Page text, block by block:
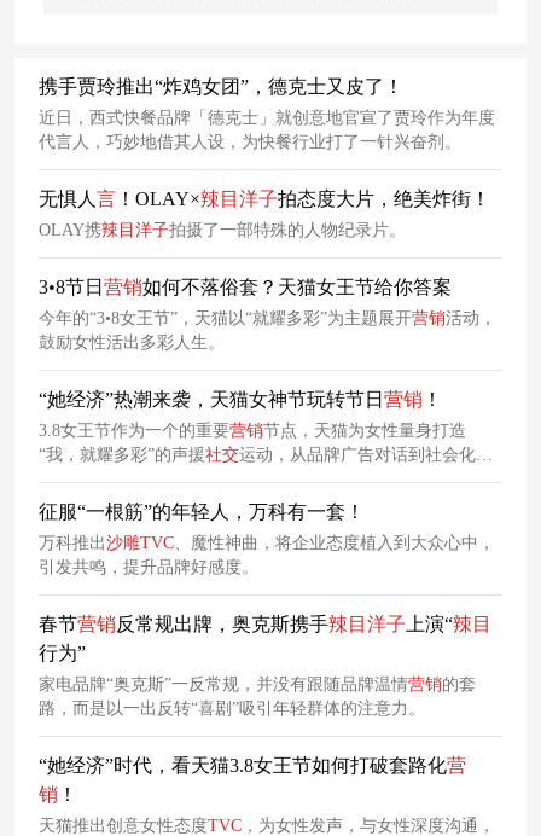
携手贾玲推出“炸鸡女团”，德克士又皮了！
近日，西式快餐品牌「德克士」就创意地官宣了贾玲作为年度
代言人，巧妙地借其人设，为快餐行业打了一针兴奋剂。
无惧人 言 ！OLAY×辣 目 洋子拍态度大片，绝美炸街！
OLAY携辣 目 洋子拍摄了一部特殊的人物纪录片。
3•8节日 营销如何不落俗套？天猫女王节给你答案
今年的“3•8女王节”，天猫以“就耀多彩”为主题展开营销活动，
鼓励女性活出多彩人生。
“她经济”热潮来袭，天猫女神节玩转节日 营销 ！
3.8女王节作为一个的重要营销节点，天猫为女性量身打造
“我，就耀多彩”的声援社交运动，从品牌广告对话到社会化声
援，鼓励所有女性活出自我，多面人生才精彩。
征服“一根筋”的年轻人，万科有一套！
万科推出沙雕TVC 、魔性神曲，将企业态度植入到大众心中，
引发共鸣，提升品牌好感度。
春节营销反常规出牌，奥克斯携手辣 目 洋子 上演“辣 目
行为”
家电品牌“奥克斯”一反常规，并没有跟随品牌温情营销的套
路，而是以一出反转“喜剧”吸引年轻群体的注意力。
“她经济”时代，看天猫3.8女王节如何打破套路化营
销 ！
天猫推出创意女性态度TVC ，为女性发声，与女性深度沟通，